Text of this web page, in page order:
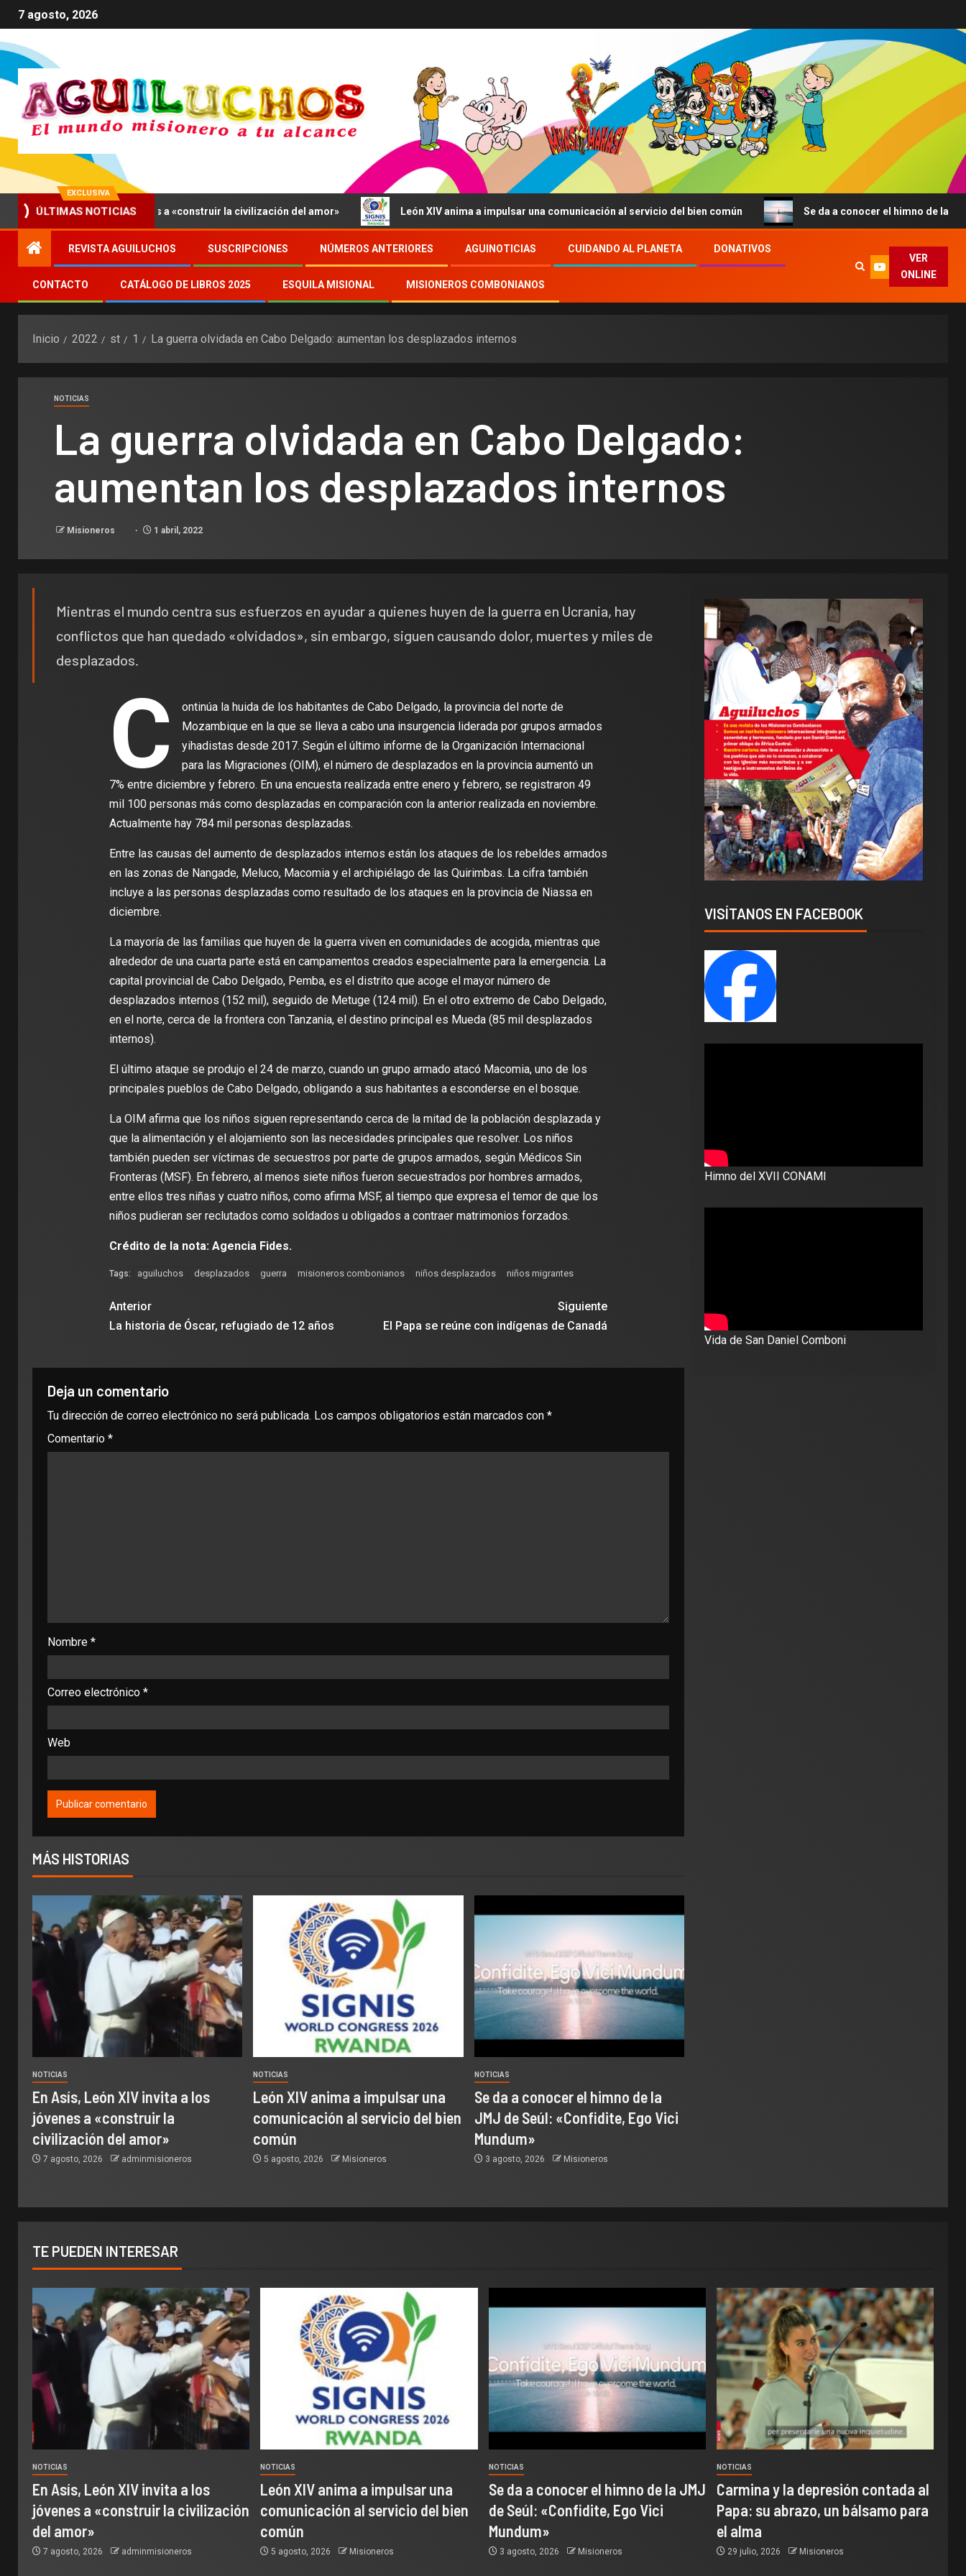
7 agosto, 2026
EXCLUSIVA
ÚLTIMAS NOTICIAS
XIV invita a los jóvenes a «construir la civilización del amor» León XIV anima a impulsar una comunicación al servicio del bien común Se da a conocer el himno de la JMJ de
REVISTA AGUILUCHOS SUSCRIPCIONES NÚMEROS ANTERIORES AGUINOTICIAS CUIDANDO AL PLANETA DONATIVOS
CONTACTO CATÁLOGO DE LIBROS 2025 ESQUILA MISIONAL MISIONEROS COMBONIANOS
VER
ONLINE
Inicio 2022 st 1 La guerra olvidada en Cabo Delgado: aumentan los desplazados internos
NOTICIAS
La guerra olvidada en Cabo Delgado:
aumentan los desplazados internos
Misioneros 1 abril, 2022
Mientras el mundo centra sus esfuerzos en ayudar a quienes huyen de la guerra en Ucrania, hay
conflictos que han quedado «olvidados», sin embargo, siguen causando dolor, muertes y miles de
desplazados.
C
ontinúa la huida de los habitantes de Cabo Delgado, la provincia del norte de
Mozambique en la que se lleva a cabo una insurgencia liderada por grupos armados
yihadistas desde 2017. Según el último informe de la Organización Internacional
para las Migraciones (OIM), el número de desplazados en la provincia aumentó un
7% entre diciembre y febrero. En una encuesta realizada entre enero y febrero, se registraron 49
mil 100 personas más como desplazadas en comparación con la anterior realizada en noviembre.
Actualmente hay 784 mil personas desplazadas.
Entre las causas del aumento de desplazados internos están los ataques de los rebeldes armados
en las zonas de Nangade, Meluco, Macomia y el archipiélago de las Quirimbas. La cifra también
incluye a las personas desplazadas como resultado de los ataques en la provincia de Niassa en
diciembre.
La mayoría de las familias que huyen de la guerra viven en comunidades de acogida, mientras que
alrededor de una cuarta parte está en campamentos creados especialmente para la emergencia. La
capital provincial de Cabo Delgado, Pemba, es el distrito que acoge el mayor número de
desplazados internos (152 mil), seguido de Metuge (124 mil). En el otro extremo de Cabo Delgado,
en el norte, cerca de la frontera con Tanzania, el destino principal es Mueda (85 mil desplazados
internos).
El último ataque se produjo el 24 de marzo, cuando un grupo armado atacó Macomia, uno de los
principales pueblos de Cabo Delgado, obligando a sus habitantes a esconderse en el bosque.
La OIM afirma que los niños siguen representando cerca de la mitad de la población desplazada y
que la alimentación y el alojamiento son las necesidades principales que resolver. Los niños
también pueden ser víctimas de secuestros por parte de grupos armados, según Médicos Sin
Fronteras (MSF). En febrero, al menos siete niños fueron secuestrados por hombres armados,
entre ellos tres niñas y cuatro niños, como afirma MSF, al tiempo que expresa el temor de que los
niños pudieran ser reclutados como soldados u obligados a contraer matrimonios forzados.
Crédito de la nota: Agencia Fides.
Tags: aguiluchos desplazados guerra misioneros combonianos niños desplazados niños migrantes
Anterior
La historia de Óscar, refugiado de 12 años
Siguiente
El Papa se reúne con indígenas de Canadá
Deja un comentario
Tu dirección de correo electrónico no será publicada. Los campos obligatorios están marcados con *
Comentario *
Nombre *
Correo electrónico *
Web
MÁS HISTORIAS
NOTICIAS
En Asís, León XIV invita a los
jóvenes a «construir la
civilización del amor»
7 agosto, 2026 adminmisioneros
NOTICIAS
León XIV anima a impulsar una
comunicación al servicio del bien
común
5 agosto, 2026 Misioneros
NOTICIAS
Se da a conocer el himno de la
JMJ de Seúl: «Confidite, Ego Vici
Mundum»
3 agosto, 2026 Misioneros
VISÍTANOS EN FACEBOOK
Himno del XVII CONAMI
Vida de San Daniel Comboni
TE PUEDEN INTERESAR
NOTICIAS
En Asís, León XIV invita a los
jóvenes a «construir la civilización
del amor»
7 agosto, 2026 adminmisioneros
NOTICIAS
León XIV anima a impulsar una
comunicación al servicio del bien
común
5 agosto, 2026 Misioneros
NOTICIAS
Se da a conocer el himno de la JMJ
de Seúl: «Confidite, Ego Vici
Mundum»
3 agosto, 2026 Misioneros
NOTICIAS
Carmina y la depresión contada al
Papa: su abrazo, un bálsamo para
el alma
29 julio, 2026 Misioneros